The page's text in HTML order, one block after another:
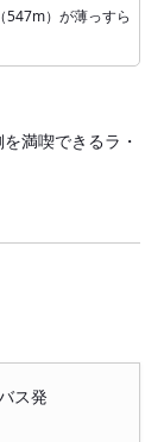
547m）が薄っすら
満喫できるラ・
ス発